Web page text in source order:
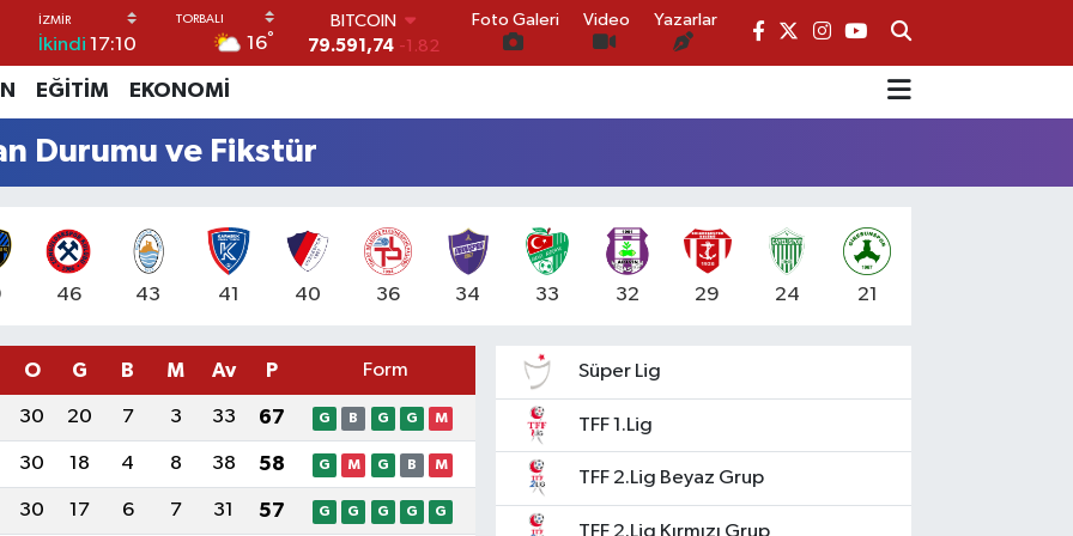
İkindi 17:10 16°
DOLAR
45,43620
0.02
61,60380
BİST100
14.598,00
Foto Galeri Video Yazarlar
EĞİTİM EKONOMİ
Durumu ve Fikstür
46 43 41 40 36 34 33 32 29 24 21
O G B M Av P Form
30 20 7 3 33 67 G B G G M
30 18 4 8 38 58 G M G B M
30 17 6 7 31 57 G G G G G
Süper Lig
TFF 1.Lig
TFF 2.Lig Beyaz Grup
TFF 2.Lig Kırmızı Grup